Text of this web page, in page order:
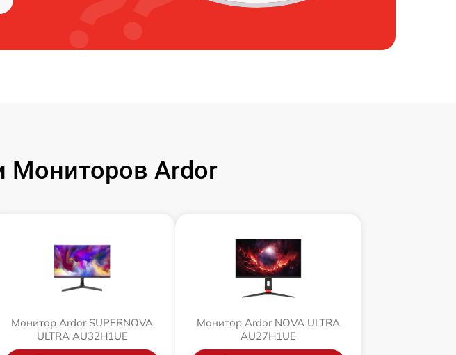
Мониторов Ardor
Монитор Ardor SUPERNOVA
ULTRA AU32H1UE
Монитор Ardor NOVA ULTRA
AU27H1UE